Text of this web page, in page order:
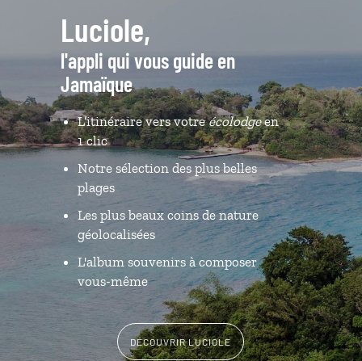
Luciole,
l'appli qui vous guide en
Jamaïque
L’itinéraire vers votreécolodgeen
1 clic
Notre sélection des plus belles
plages
Les plus beaux coins de nature
géolocalisées
L'album souvenirs à composer
vous-même
DÉCOUVRIR LUCIOLE